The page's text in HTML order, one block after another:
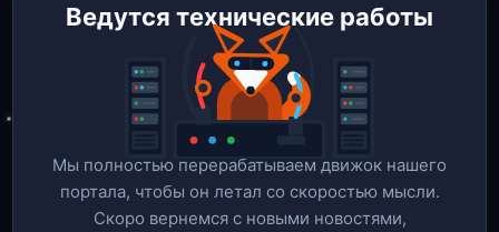
Ведутся технические работы
Мы полностью перерабатываем движок нашего
портала, чтобы он летал со скоростью мысли.
Скоро вернемся c новыми новостями,